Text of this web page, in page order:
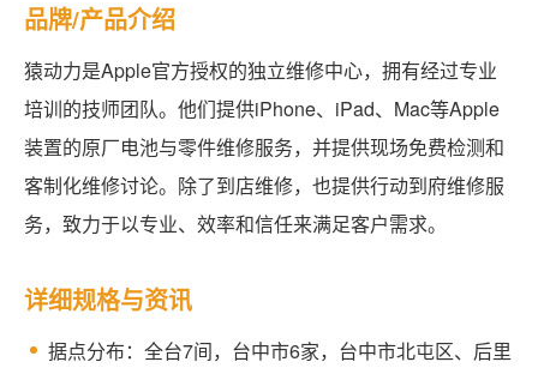
品牌/产品介绍
猿动力是Apple官方授权的独立维修中心，拥有经过专业
培训的技师团队。他们提供iPhone、iPad、Mac等Apple
装置的原厂电池与零件维修服务，并提供现场免费检测和
客制化维修讨论。除了到店维修，也提供行动到府维修服
务，致力于以专业、效率和信任来满足客户需求。
详细规格与资讯
据点分布：全台7间，台中市6家，台中市北屯区、后里